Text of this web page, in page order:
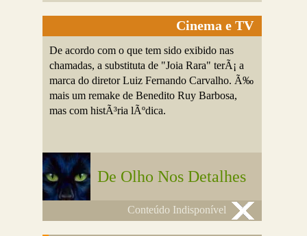
Cinema e TV
De acordo com o que tem sido exibido nas
chamadas, a substituta de "Joia Rara" terÃ¡ a
marca do diretor Luiz Fernando Carvalho. Ã‰
mais um remake de Benedito Ruy Barbosa,
mas com histÃ³ria lÃºdica.
De Olho Nos Detalhes
Conteúdo Indisponível